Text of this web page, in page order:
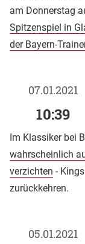
am Donnerstag
Spitzenspiel in
der Bayern-
07.01.2021
10:39
Im Klassiker bei
wahrscheinlich
verzichten -
zurückkehren.
05.01.2021